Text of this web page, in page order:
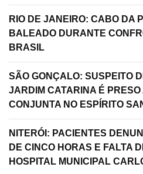
RIO DE JANEIRO: CABO DA
BALEADO DURANTE
BRASIL
SÃO GONÇALO: SUSPEITO
JARDIM CATARINA É
CONJUNTA NO ESPÍRITO
NITERÓI: PACIENTES
DE CINCO HORAS E FALTA
HOSPITAL MUNICIPAL